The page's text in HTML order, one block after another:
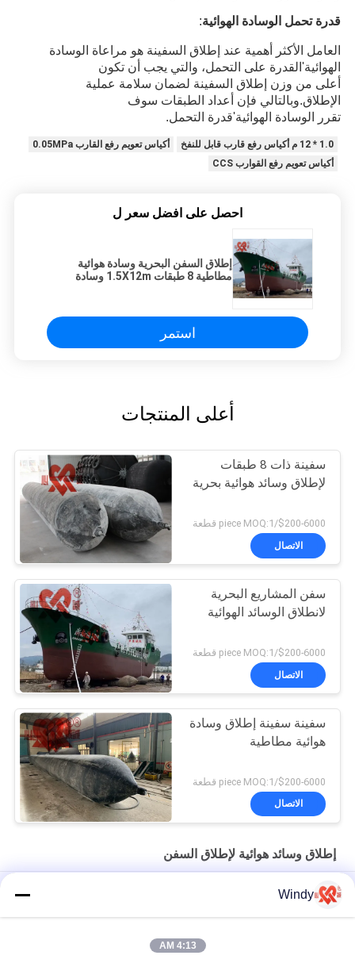
قدرة تحمل الوسادة الهوائية:
العامل الأكثر أهمية عند إطلاق السفينة هو مراعاة الوسادة
الهوائية'القدرة على التحمل، والتي يجب أن تكون
أعلى من وزن إطلاق السفينة لضمان سلامة عملية
الإطلاق.وبالتالي فإن أعداد الطبقات سوف
تقرر الوسادة الهوائية'قدرة التحمل.
1.0 * 12 م أكياس رفع قارب قابل للنفخ
أكياس تعويم رفع القارب 0.05MPa
أكياس تعويم رفع القوارب CCS
احصل على افضل سعر ل
إطلاق السفن البحرية وسادة هوائية
مطاطية 8 طبقات 1.5X12m وسادة
استمر
أعلى المنتجات
سفينة ذات 8 طبقات
لإطلاق وسائد هوائية بحرية
$200-6000/piece MOQ:1 قطعة
الاتصال
سفن المشاريع البحرية
لانطلاق الوسائد الهوائية
$200-6000/piece MOQ:1 قطعة
الاتصال
سفينة سفينة إطلاق وسادة
هوائية مطاطية
$200-6000/piece MOQ:1 قطعة
الاتصال
إطلاق وسائد هوائية لإطلاق السفن
سفينة ضغط متوسط ​​تطلق وسائد هوائية بحرية ذات قدرة تحمل عالية
بطول 8-24 مترًاWindy
4:13 AM